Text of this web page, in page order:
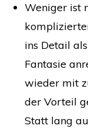
Weniger ist
ins Detail
Fantasie
wieder mit
der Vorteil
Statt lang